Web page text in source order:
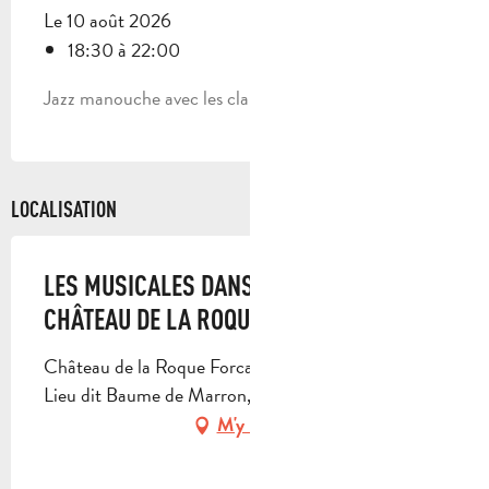
Le 10 août 2026
18:30 à 22:00
Jazz manouche avec les clarinettes de Django
LOCALISATION
LES MUSICALES DANS LES VIGNES AU
CHÂTEAU DE LA ROQUE FORCADE
Château de la Roque Forcade, LA DORIA RDN 8,
Lieu dit Baume de Marron, 13124 Peypin
M'y rendre